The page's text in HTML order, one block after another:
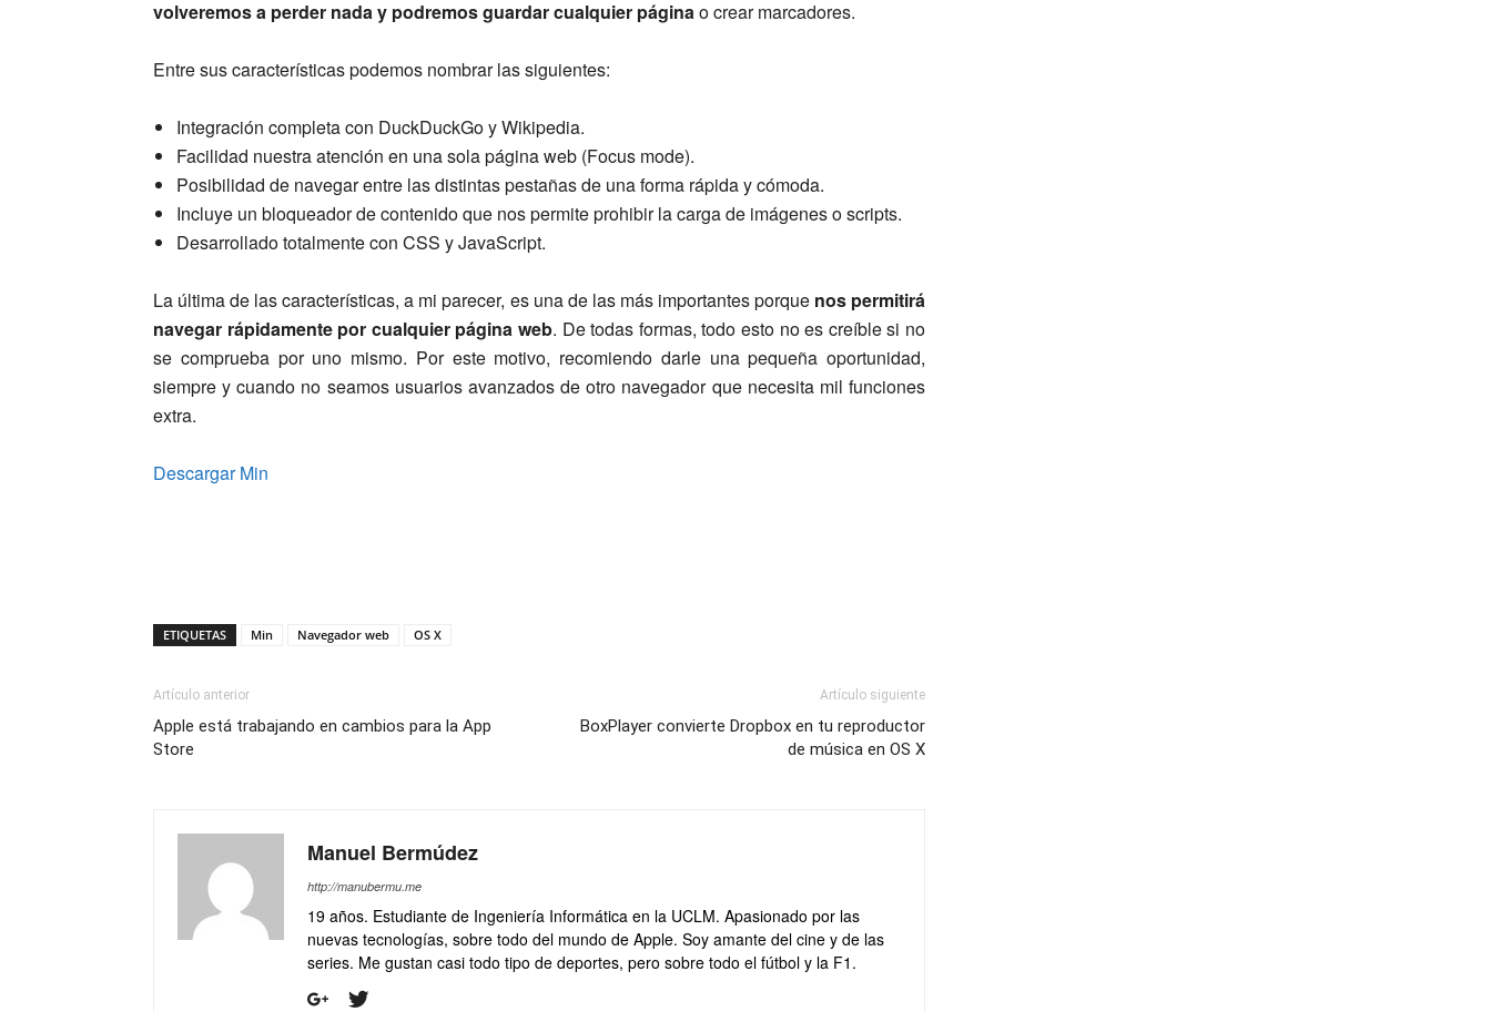
volveremos a perder nada y podremos guardar cualquier páginao crear marcadores.
Entre sus características podemos nombrar las siguientes:
Integración completa con DuckDuckGo y Wikipedia.
Facilidad nuestra atención en una sola página web (Focus mode).
Posibilidad de navegar entre las distintas pestañas de una forma rápida y cómoda.
Incluye un bloqueador de contenido que nos permite prohibir la carga de imágenes o scripts.
Desarrollado totalmente con CSS y JavaScript.
La última de las características, a mi parecer, es una de las más importantes porque nos permitirá
navegar rápidamente por cualquier página web. De todas formas, todo esto no es creíble si no
se comprueba por uno mismo. Por este motivo, recomiendo darle una pequeña oportunidad,
siempre y cuando no seamos usuarios avanzados de otro navegador que necesita mil funciones
extra.
Descargar Min
ETIQUETAS Min Navegador web OS X
Artículo anterior
Apple está trabajando en cambios para la App
Store
Artículo siguiente
BoxPlayer convierte Dropbox en tu reproductor
de música en OS X
Manuel Bermúdez
http://manubermu.me
19 años. Estudiante de Ingeniería Informática en la UCLM. Apasionado por las
nuevas tecnologías, sobre todo del mundo de Apple. Soy amante del cine y de las
series. Me gustan casi todo tipo de deportes, pero sobre todo el fútbol y la F1.